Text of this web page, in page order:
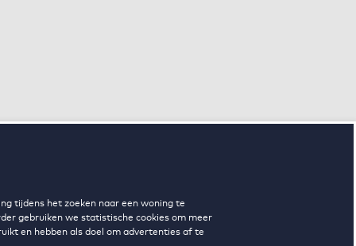
tijdens het zoeken naar een woning te
gebruiken we statistische cookies om meer
en hebben als doel om advertenties af te